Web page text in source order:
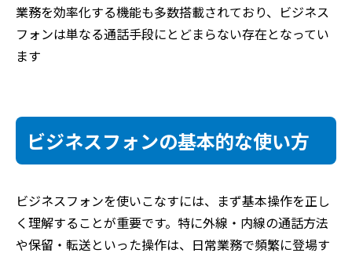
業務を効率化する機能も多数搭載されており、ビジネス
フォンは単なる通話手段にとどまらない存在となってい
ます
ビジネスフォンの基本的な使い方
ビジネスフォンを使いこなすには、まず基本操作を正し
く理解することが重要です。特に外線・内線の通話方法
や保留・転送といった操作は、日常業務で頻繁に登場す